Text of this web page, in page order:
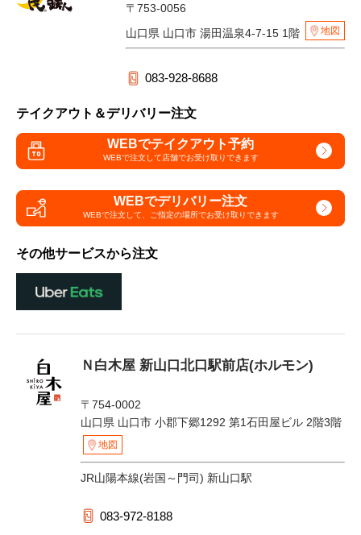
〒753-0056
山口県 山口市 湯田温泉4-7-15 1階
地図
083-928-8688
テイクアウト＆デリバリー注文
WEBでテイクアウト予約
WEBで注文して店舗でお受け取りできます
WEBでデリバリー注文
WEBで注文して、 ご指定の場所でお受け取りできます
その他サービスから注文
Ｎ白木屋 新山口北口駅前店(ホルモン)
〒754-0002
山口県 山口市 小郡下郷1292 第1石田屋ビル 2階3階
地図
JR山陽本線(岩国～門司) 新山口駅
083-972-8188